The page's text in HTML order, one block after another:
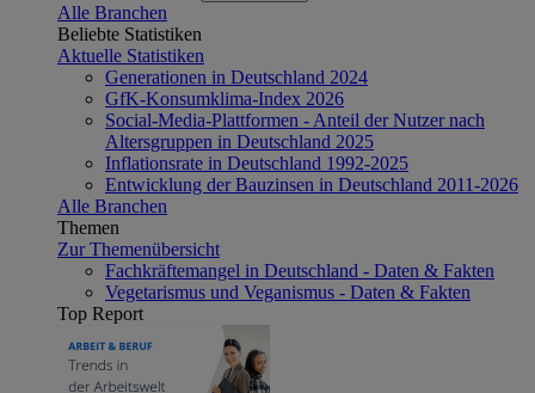
Alle Branchen
Beliebte Statistiken
Aktuelle Statistiken
Generationen in Deutschland 2024
GfK-Konsumklima-Index 2026
Social-Media-Plattformen - Anteil der Nutzer nach
Altersgruppen in Deutschland 2025
Inflationsrate in Deutschland 1992-2025
Entwicklung der Bauzinsen in Deutschland 2011-2026
Alle Branchen
Themen
Zur Themenübersicht
Fachkräftemangel in Deutschland - Daten & Fakten
Vegetarismus und Veganismus - Daten & Fakten
Top Report